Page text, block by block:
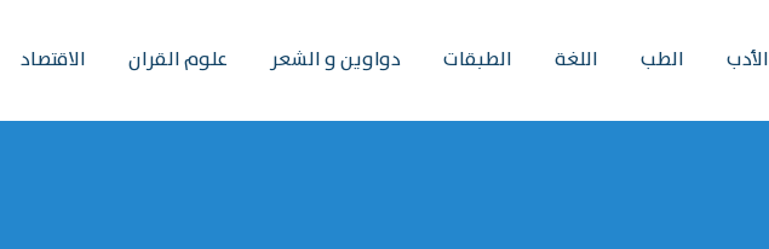
الأدب الطب اللغة الطبقات دواوين و الشعر علوم القران الاقتصاد